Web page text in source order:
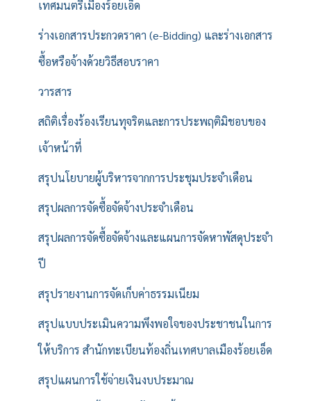
เทศมนตรีเมืองร้อยเอ็ด
ร่างเอกสารประกวดราคา (e-Bidding) และร่างเอกสาร
ซื้อหรือจ้างด้วยวิธีสอบราคา
วารสาร
สถิติเรื่องร้องเรียนทุจริตและการประพฤติมิชอบของ
เจ้าหน้าที่
สรุปนโยบายผู้บริหารจากการประชุมประจำเดือน
สรุปผลการจัดซื้อจัดจ้างประจำเดือน
สรุปผลการจัดซื้อจัดจ้างและแผนการจัดหาพัสดุประจำ
ปี
สรุปรายงานการจัดเก็บค่าธรรมเนียม
สรุปแบบประเมินความพึงพอใจของประชาชนในการ
ให้บริการ สำนักทะเบียนท้องถิ่นเทศบาลเมืองร้อยเอ็ด
สรุปแผนการใช้จ่ายเงินงบประมาณ